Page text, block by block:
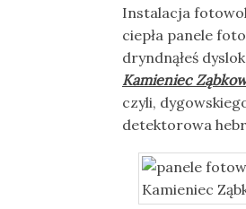
Instalacja
ciepła panele
dryndnąłeś
Kamieniec
czyli,
detektorowa